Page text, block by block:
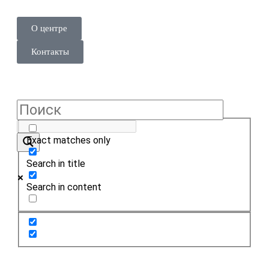
О центре
Контакты
Exact matches only
Search in title
Search in content